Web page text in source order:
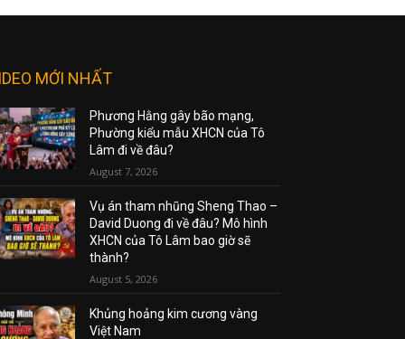
MỚI NHẤT
Phương Hằng gây bão mạng,
Phường kiểu mẫu XHCN của Tô
Lâm đi về đâu?
August 7, 2026
Vụ án tham nhũng Sheng Thao –
David Duong đi về đâu? Mô hình
XHCN của Tô Lâm bao giờ sẽ
thành?
August 5, 2026
Khủng hoảng kim cương vàng
Việt Nam